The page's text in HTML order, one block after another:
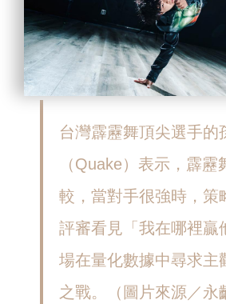
台灣霹靂舞頂尖選手的
（Quake）表示，霹靂
較，當對手很強時，策
評審看見「我在哪裡贏
場在量化數據中尋求主
之戰。（圖片來源／永